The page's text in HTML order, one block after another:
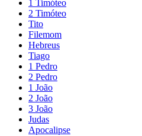
1 Timóteo
2 Timóteo
Tito
Filemom
Hebreus
Tiago
1 Pedro
2 Pedro
1 João
2 João
3 João
Judas
Apocalipse